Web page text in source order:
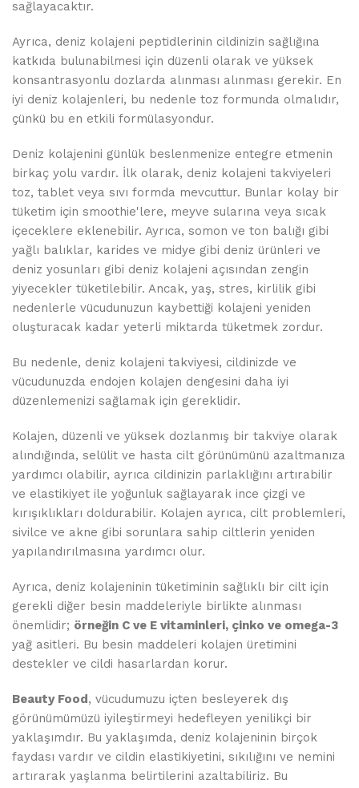
sağlayacaktır.
Ayrıca, deniz kolajeni peptidlerinin cildinizin sağlığına
katkıda bulunabilmesi için düzenli olarak ve yüksek
konsantrasyonlu dozlarda alınması alınması gerekir. En
iyi deniz kolajenleri, bu nedenle toz formunda olmalıdır,
çünkü bu en etkili formülasyondur.
Deniz kolajenini günlük beslenmenize entegre etmenin
birkaç yolu vardır. İlk olarak, deniz kolajeni takviyeleri
toz, tablet veya sıvı formda mevcuttur. Bunlar kolay bir
tüketim için smoothie'lere, meyve sularına veya sıcak
içeceklere eklenebilir. Ayrıca, somon ve ton balığı gibi
yağlı balıklar, karides ve midye gibi deniz ürünleri ve
deniz yosunları gibi deniz kolajeni açısından zengin
yiyecekler tüketilebilir. Ancak, yaş, stres, kirlilik gibi
nedenlerle vücudunuzun kaybettiği kolajeni yeniden
oluşturacak kadar yeterli miktarda tüketmek zordur.
Bu nedenle, deniz kolajeni takviyesi, cildinizde ve
vücudunuzda endojen kolajen dengesini daha iyi
düzenlemenizi sağlamak için gereklidir.
Kolajen, düzenli ve yüksek dozlanmış bir takviye olarak
alındığında, selülit ve hasta cilt görünümünü azaltmanıza
yardımcı olabilir, ayrıca cildinizin parlaklığını artırabilir
ve elastikiyet ile yoğunluk sağlayarak ince çizgi ve
kırışıklıkları doldurabilir. Kolajen ayrıca, cilt problemleri,
sivilce ve akne gibi sorunlara sahip ciltlerin yeniden
yapılandırılmasına yardımcı olur.
Ayrıca, deniz kolajeninin tüketiminin sağlıklı bir cilt için
gerekli diğer besin maddeleriyle birlikte alınması
önemlidir; örneğin C ve E vitaminleri, çinko ve omega-3
yağ asitleri. Bu besin maddeleri kolajen üretimini
destekler ve cildi hasarlardan korur.
Beauty Food, vücudumuzu içten besleyerek dış
görünümümüzü iyileştirmeyi hedefleyen yenilikçi bir
yaklaşımdır. Bu yaklaşımda, deniz kolajeninin birçok
faydası vardır ve cildin elastikiyetini, sıkılığını ve nemini
artırarak yaşlanma belirtilerini azaltabiliriz. Bu